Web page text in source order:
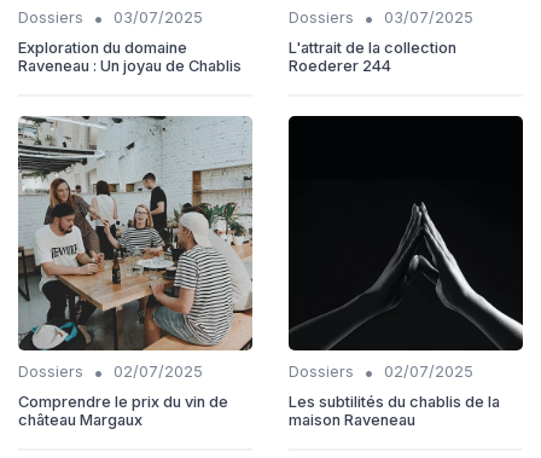
Dossiers •
03/07/2025
Exploration du domaine
Raveneau : Un joyau de Chablis
Dossiers •
03/07/2025
L'attrait de la collection
Roederer 244
Dossiers •
02/07/2025
Comprendre le prix du vin de
château Margaux
Dossiers •
02/07/2025
Les subtilités du chablis de la
maison Raveneau